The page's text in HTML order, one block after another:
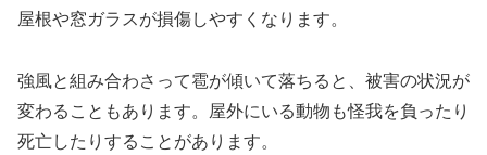
屋根や窓ガラスが損傷しやすくなります。
強風と組み合わさって雹が傾いて落ちると、被害の状況が
変わることもあります。屋外にいる動物も怪我を負ったり
死亡したりすることがあります。